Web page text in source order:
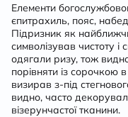
Елементи
єпитрахиль, пояс,
Підризник як
символізував чистоту
одягали ризу, тож
порівняти із сорочкою
визирав з-під
видно, часто
візерунчастої тканини.